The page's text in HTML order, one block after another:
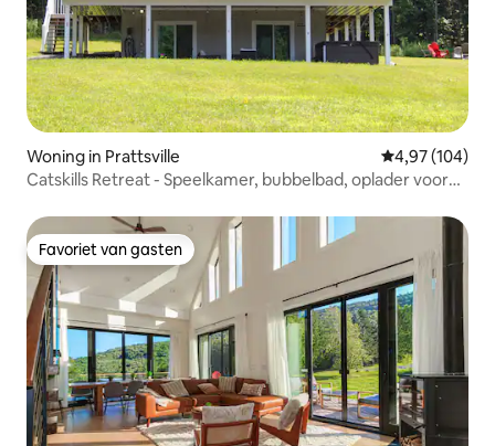
Woning in Prattsville Gemiddelde
4,97 (104)
Catskills Retreat - Speelkamer, bubbelbad, oplader voor
Favoriet van gasten
Favoriet van gasten